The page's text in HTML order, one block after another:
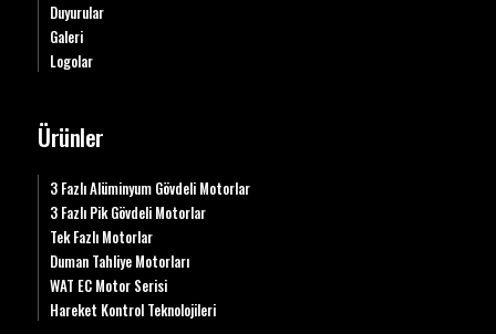
Duyurular
Galeri
Logolar
Ürünler
3 Fazlı Alüminyum Gövdeli Motorlar
3 Fazlı Pik Gövdeli Motorlar
Tek Fazlı Motorlar
Duman Tahliye Motorları
WAT EC Motor Serisi
Hareket Kontrol Teknolojileri